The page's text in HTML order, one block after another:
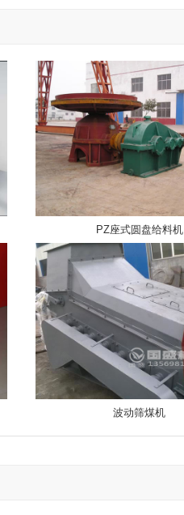
PZ座式圆盘给料机
波动筛煤机